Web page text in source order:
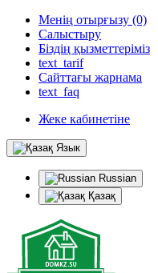
Менің отырғызу (0)
Салыстыру
Біздің қызметтеріміз
text_tarif
Сайттағы жарнама
text_faq
Жеке кабинетіне
Язык
Russian
Қазақ